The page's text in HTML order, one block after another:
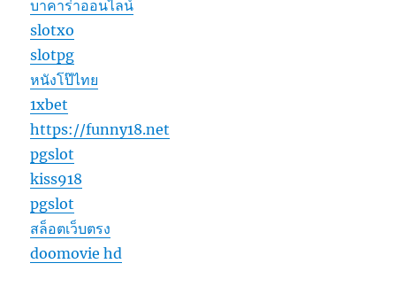
บาคาร่าออนไลน์
slotxo
slotpg
หนังโป๊ไทย
1xbet
https://funny18.net
pgslot
kiss918
pgslot
สล็อตเว็บตรง
doomovie hd